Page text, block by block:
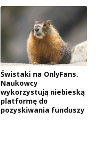
Świstaki na OnlyFans.
Naukowcy
wykorzystują niebieską
platformę do
pozyskiwania funduszy